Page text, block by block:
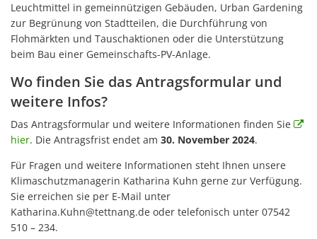
Leuchtmittel in gemeinnützigen Gebäuden, Urban Gardening
zur Begrünung von Stadtteilen, die Durchführung von
Flohmärkten und Tauschaktionen oder die Unterstützung
beim Bau einer Gemeinschafts-PV-Anlage.
Wo finden Sie das Antragsformular und
weitere Infos?
Das Antragsformular und weitere Informationen finden Sie
hier. Die Antragsfrist endet am 30. November 2024.
Für Fragen und weitere Informationen steht Ihnen unsere
Klimaschutzmanagerin Katharina Kuhn gerne zur Verfügung.
Sie erreichen sie per E-Mail unter
Katharina.Kuhn@tettnang.de oder telefonisch unter 07542
510 – 234.